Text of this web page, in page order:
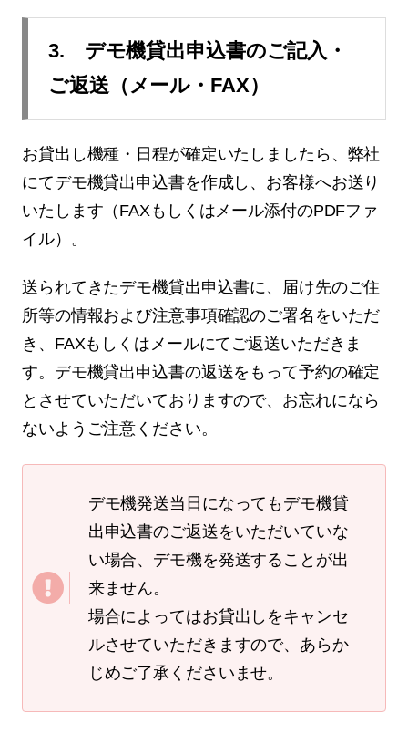
3. デモ機貸出申込書のご記入・
ご返送（メール・FAX）
お貸出し機種・日程が確定いたしましたら、弊社
にてデモ機貸出申込書を作成し、お客様へお送り
いたします（FAXもしくはメール添付のPDFファ
イル）。
送られてきたデモ機貸出申込書に、届け先のご住
所等の情報および注意事項確認のご署名をいただ
き、FAXもしくはメールにてご返送いただきま
す。デモ機貸出申込書の返送をもって予約の確定
とさせていただいておりますので、お忘れになら
ないようご注意ください。
デモ機発送当日になってもデモ機貸
出申込書のご返送をいただいていな
い場合、デモ機を発送することが出
来ません。
場合によってはお貸出しをキャンセ
ルさせていただきますので、あらか
じめご了承くださいませ。